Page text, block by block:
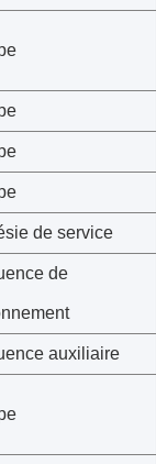
de service
de
auxiliaire